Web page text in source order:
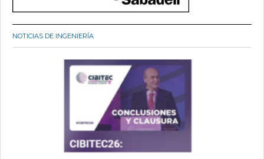
NOTICIAS DE INGENIERÍA